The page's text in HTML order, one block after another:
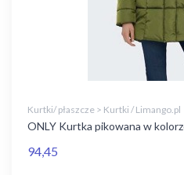
Kurtki/ płaszcze > Kurtki / Limango.pl
ONLY Kurtka pikowana w
94,45